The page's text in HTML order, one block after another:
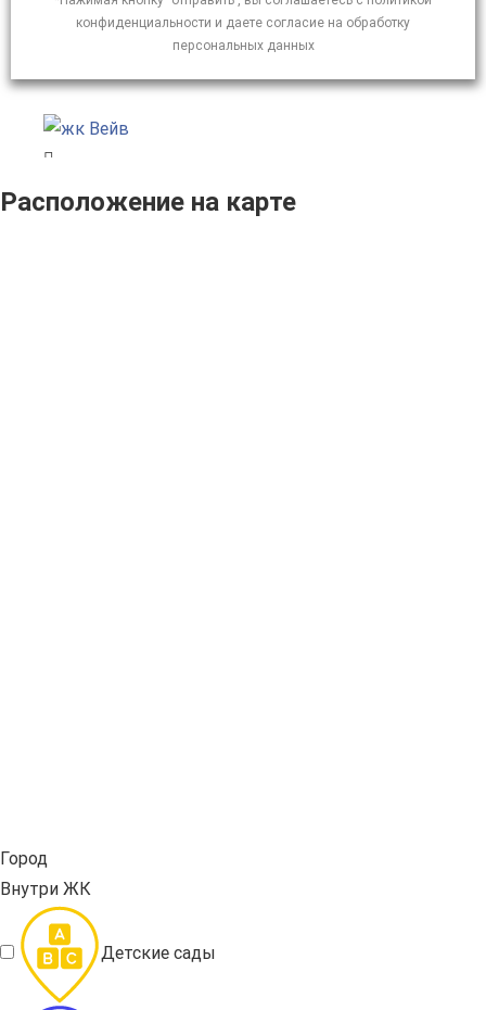
конфиденциальности и даете согласие на обработку
персональных данных
Расположение на карте
Город
Внутри ЖК
Детские сады